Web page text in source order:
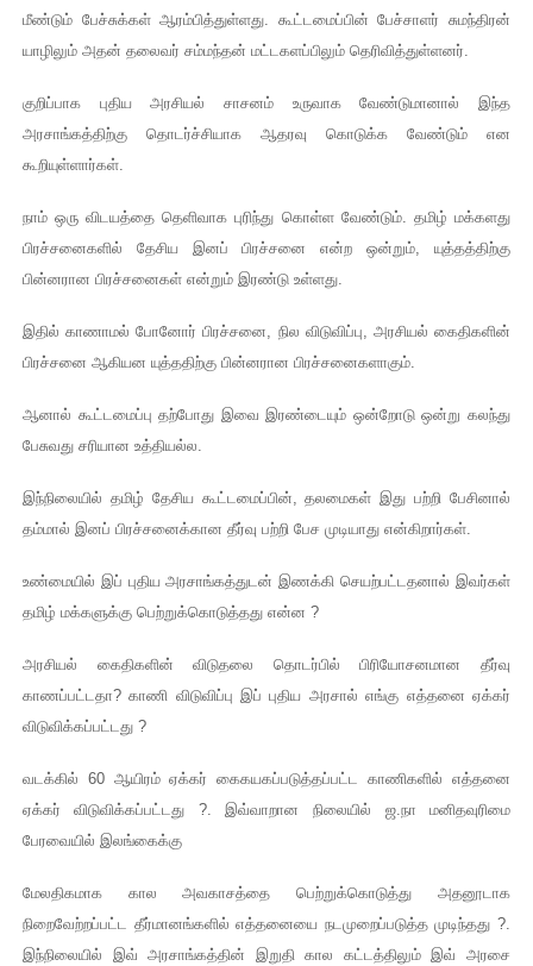
மீண்டும் பேச்சுக்கள் ஆரம்பித்துள்ளது. கூட்டமைப்பின் பேச்சாளர் சுமந்திரன்
யாழிலும் அதன் தலைவர் சம்மந்தன் மட்டகளப்பிலும் தெரிவித்துள்ளனர்.
குறிப்பாக புதிய அரசியல் சாசனம் உருவாக வேண்டுமானால் இந்த
அரசாங்கத்திற்கு தொடர்ச்சியாக ஆதரவு கொடுக்க வேண்டும் என
கூறியுள்ளார்கள்.
நாம் ஒரு விடயத்தை தெளிவாக புரிந்து கொள்ள வேண்டும். தமிழ் மக்களது
பிரச்சனைகளில் தேசிய இனப் பிரச்சனை என்ற ஒன்றும், யுத்தத்திற்கு
பின்னரான பிரச்சனைகள் என்றும் இரண்டு உள்ளது.
இதில் காணாமல் போனோர் பிரச்சனை, நில விடுவிப்பு, அரசியல் கைதிகளின்
பிரச்சனை ஆகியன யுத்ததிற்கு பின்னரான பிரச்சனைகளாகும்.
ஆனால் கூட்டமைப்பு தற்போது இவை இரண்டையும் ஒன்றோடு ஒன்று கலந்து
பேசுவது சரியான உத்தியல்ல.
இந்நிலையில் தமிழ் தேசிய கூட்டமைப்பின், தலமைகள் இது பற்றி பேசினால்
தம்மால் இனப் பிரச்சனைக்கான தீர்வு பற்றி பேச முடியாது என்கிறார்கள்.
உண்மையில் இப் புதிய அரசாங்கத்துடன் இணக்கி செயற்பட்டதனால் இவர்கள்
தமிழ் மக்களுக்கு பெற்றுக்கொடுத்தது என்ன ?
அரசியல் கைதிகளின் விடுதலை தொடர்பில் பிரியோசனமான தீர்வு
காணப்பட்டதா? காணி விடுவிப்பு இப் புதிய அரசால் எங்கு எத்தனை ஏக்கர்
விடுவிக்கப்பட்டது ?
வடக்கில் 60 ஆயிரம் ஏக்கர் கைகயகப்படுத்தப்பட்ட காணிகளில் எத்தனை
ஏக்கர் விடுவிக்கப்பட்டது ?. இவ்வாறான நிலையில் ஜ.நா மனிதவுரிமை
பேரவையில் இலங்கைக்கு
மேலதிகமாக கால அவகாசத்தை பெற்றுக்கொடுத்து அதனூடாக
நிறைவேற்றப்பட்ட தீர்மானங்களில் எத்தனையை நடமுறைப்படுத்த முடிந்தது ?.
இந்நிலையில் இவ் அரசாங்கத்தின் இறுதி கால கட்டத்திலும் இவ் அரசை